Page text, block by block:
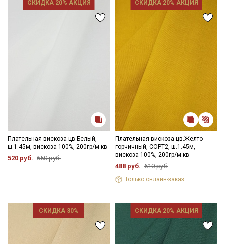
СКИДКА 20% АКЦИЯ
Плательная вискоза цв.Белый,
ш.1.45м, вискоза-100%, 200гр/м.кв
520 руб. 650 руб.
СКИДКА 20% АКЦИЯ
Плательная вискоза цв.Желто-
горчичный, СОРТ2, ш.1.45м,
вискоза-100%, 200гр/м.кв
488 руб. 610 руб.
Только онлайн-заказ
СКИДКА 30% СКИДКА 20% АКЦИЯ
Подписаться
Политикой обработки персональных
Согласие на обработку персональных
ДаюСогласие на получение рекламных и
информационных рассылок